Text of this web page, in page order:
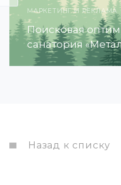
МАРКЕТИНГ И РЕКЛАМА
Поисковая
санатория
Назад к списку